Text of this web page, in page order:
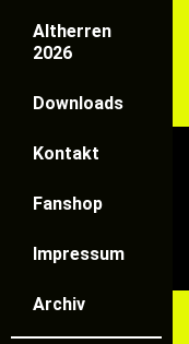
Altherren
2026
Downloads
Kontakt
Fanshop
Impressum
Archiv